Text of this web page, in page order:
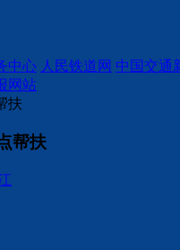
中心 人民铁道网 中国交通
网站
扶
帮扶